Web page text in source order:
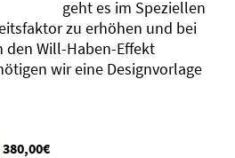
geht es im Speziellen
zu erhöhen und bei
den Will-Haben-Effekt
wir eine Designvorlage
380,00€